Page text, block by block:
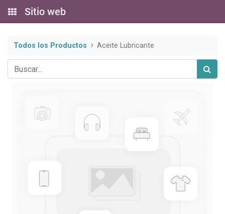
Sitio web
Todos los Productos Aceite Lubricante